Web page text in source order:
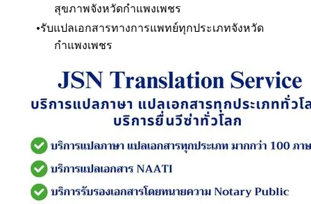
สุขภาพจังหวัดกำแพงเพชร
รับแปลเอกสารทางการแพทย์ทุกประเภทจังหวัด
กำแพงเพชร